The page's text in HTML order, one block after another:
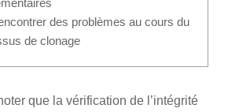
des problèmes au cours du
de clonage
que la vérification de l’intégrité